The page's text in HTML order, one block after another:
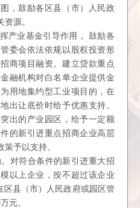
，鼓励各区县（市）人民政
源。
产业基金引导作用， 鼓励各
委会依法依规以股权投资形
商项目融资。建立贷款重点
融机构对白名单企业提供金
用地集约型工业项目的，在
出让底价时给予优惠支持。
出的产业园区，给予一定额
的新引进重点招商企业高层
予以支持。
对符合条件的新引进重大招
以上企业，按不超过该企业
区县（市）人民政府或园区管
元。